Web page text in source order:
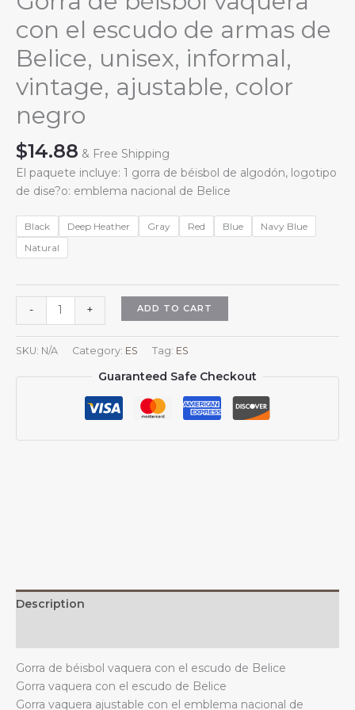
con el escudo de armas de
Belice, unisex, informal,
vintage, ajustable, color
negro
$14.88 & Free Shipping
El paquete incluye: 1 gorra de béisbol de algodón, logotipo
de dise?o: emblema nacional de Belice
Black Deep Heather Gray Red Blue
Navy Blue
Natural
-
de
béisbol
vaquera
con
negro
quantity
+ ADD TO CART
SKU: N/A Category: ES Tag: ES
Guaranteed Safe Checkout
Description
Gorra de béisbol vaquera con el escudo de Belice
Gorra vaquera con el escudo de Belice
Gorra vaquera ajustable con el emblema nacional de